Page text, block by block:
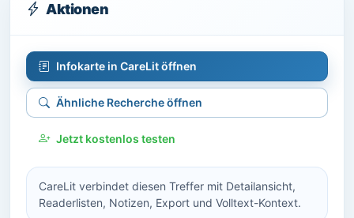
Aktionen
Infokarte in CareLit öffnen
Ähnliche Recherche öffnen
Jetzt kostenlos testen
CareLit verbindet diesen Treffer mit Detailansicht,
Readerlisten, Notizen, Export und Volltext-Kontext.